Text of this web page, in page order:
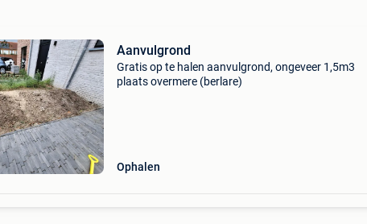
Aanvulgrond
Gratis op te halen aanvulgrond, ongeveer 1,5m3
plaats overmere (berlare)
Ophalen